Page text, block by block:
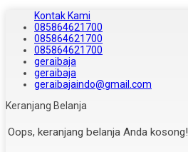
Kontak Kami
085864621700
085864621700
085864621700
geraibaja
geraibaja
geraibajaindo@gmail.com
Keranjang Belanja
Oops, keranjang belanja Anda kosong!